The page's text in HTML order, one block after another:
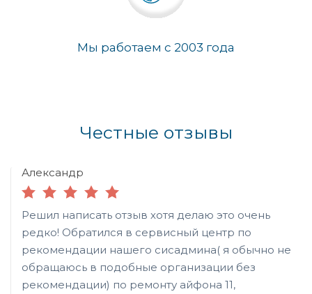
Мы работаем с 2003 года
Честные отзывы
Александр
Решил написать отзыв хотя делаю это очень
редко! Обратился в сервисный центр по
рекомендации нашего сисадмина( я обычно не
обращаюсь в подобные организации без
рекомендации) по ремонту айфона 11,